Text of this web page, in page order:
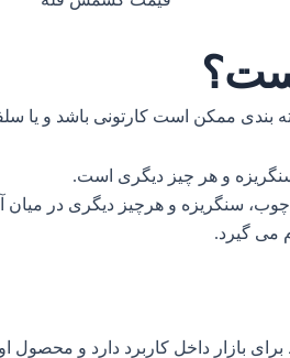
ممکن است کارتونی باشد و یا
و هر چیز دیگری است.
و هرچیز دیگری در میان آن
می گیرد.
داخل کاربرد دارد و محصول